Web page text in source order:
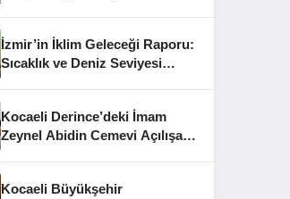
İzmir’in İklim Geleceği Raporu:
Sıcaklık ve Deniz Seviyesi
Kocaeli Derince’deki İmam
Zeynel Abidin Cemevi Açılışa
Kocaeli Büyükşehir